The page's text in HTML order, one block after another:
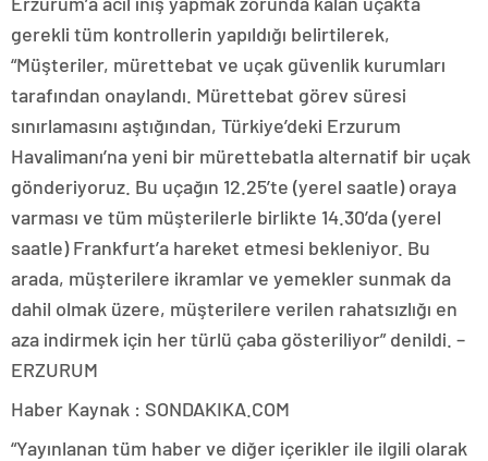
gerekli tüm kontrollerin yapıldığı belirtilerek,
“Müşteriler, mürettebat ve uçak güvenlik kurumları
tarafından onaylandı. Mürettebat görev süresi
sınırlamasını aştığından, Türkiye’deki Erzurum
Havalimanı’na yeni bir mürettebatla alternatif bir uçak
gönderiyoruz. Bu uçağın 12.25’te (yerel saatle) oraya
varması ve tüm müşterilerle birlikte 14.30’da (yerel
saatle) Frankfurt’a hareket etmesi bekleniyor. Bu
arada, müşterilere ikramlar ve yemekler sunmak da
dahil olmak üzere, müşterilere verilen rahatsızlığı en
aza indirmek için her türlü çaba gösteriliyor” denildi. –
ERZURUM
Haber Kaynak : SONDAKIKA.COM
“Yayınlanan tüm haber ve diğer içerikler ile ilgili olarak